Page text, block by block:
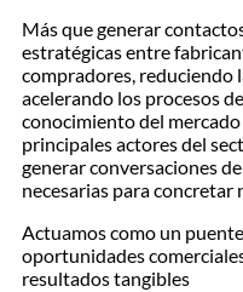
Más que generar
estratégicas entre
compradores, reduciendo
acelerando los procesos
conocimiento del
principales actores del
generar conversaciones
necesarias para concretar
Actuamos como un
oportunidades
resultados tangibles